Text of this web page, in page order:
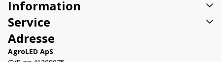
Information
Service
Adresse
AgroLED ApS